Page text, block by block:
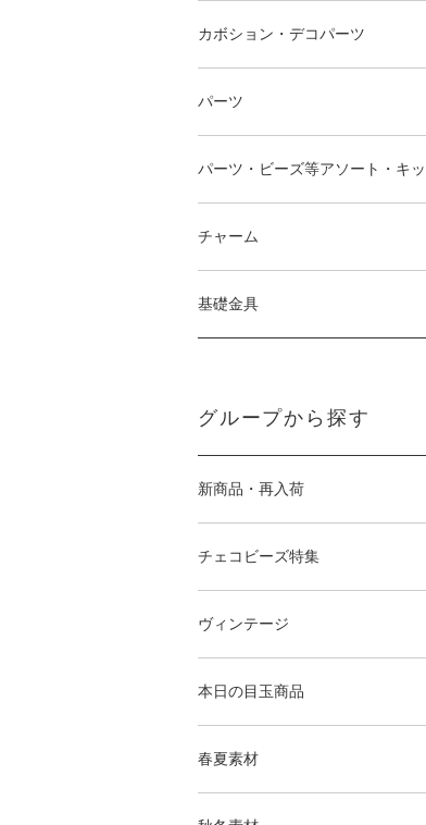
カボション・デコパーツ
パーツ
パーツ・ビーズ等アソート・キッ
チャーム
基礎金具
グループから探す
新商品・再入荷
チェコビーズ特集
ヴィンテージ
本日の目玉商品
春夏素材